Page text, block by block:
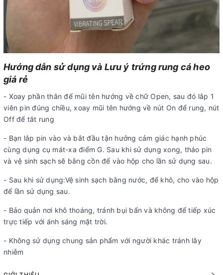
Hướng dẫn sử dụng và Lưu ý trứng rung cá heo
giá rẻ
- Xoay phần thân để mũi tên hướng về chữ Open, sau đó lắp 1
viên pin đúng chiều, xoay mũi tên hướng về nút On để rung, nút
Off để tắt rung
- Bạn lắp pin vào và bắt đầu tận hưởng cảm giác hạnh phúc
cùng dụng cụ mát-xa điểm G. Sau khi sử dụng xong, tháo pin
và vệ sinh sạch sẽ bằng cồn để vào hộp cho lần sử dụng sau.
- Sau khi sử dụng:Vệ sinh sạch bằng nước, để khô, cho vào hộp
để lần sử dụng sau.
- Bảo quản nơi khô thoáng, tránh bụi bẩn và không để tiếp xúc
trực tiếp với ánh sáng mặt trời.
- Không sử dụng chung sản phẩm với người khác tránh lây
nhiễm